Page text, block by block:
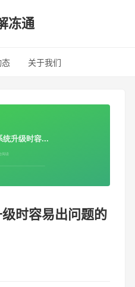
冻通
态 关于我们
时容易出问题的